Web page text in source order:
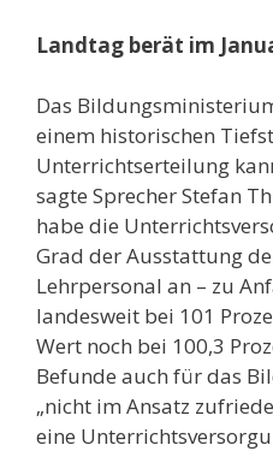
Landtag berät im
Das
einem historischen
Unterrichtserteilung
sagte Sprecher Stefan
habe die
Grad der Ausstattung
Lehrpersonal an – zu
landesweit bei 101
Wert noch bei 100,3
Befunde auch für das
„nicht im Ansatz
eine